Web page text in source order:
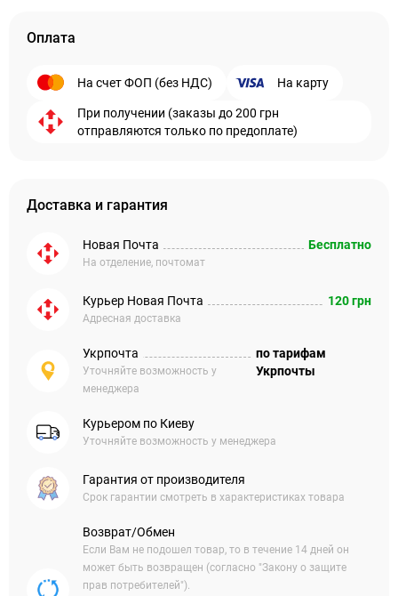
Оплата
На счет ФОП (без НДС) На карту
При получении (заказы до 200 грн
отправляются только по предоплате)
Доставка и гарантия
Новая Почта
На отделение, почтомат
Бесплатно
Курьер Новая Почта
Адресная доставка
120 грн
Укрпочта
Уточняйте возможность у
менеджера
по тарифам
Укрпочты
Курьером по Киеву
Уточняйте возможность у менеджера
Гарантия от производителя
Срок гарантии смотреть в характеристиках товара
Возврат/Обмен
Если Вам не подошел товар, то в течение 14 дней он
может быть возвращен (согласно "Закону о защите
прав потребителей").